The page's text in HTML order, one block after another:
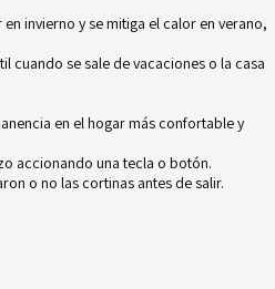
invierno y se mitiga el calor en verano,
cuando se sale de vacaciones o la casa
en el hogar más confortable y
accionando una tecla o botón.
o no las cortinas antes de salir.